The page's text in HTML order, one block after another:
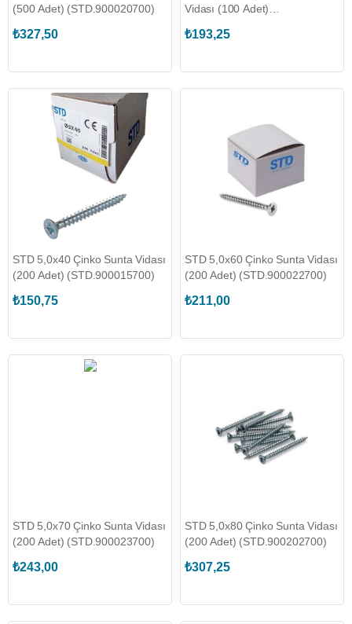
(500 Adet) (STD.900020700)
₺327,50
Vidası (100 Adet)
₺193,25
STD 5,0x40 Çinko Sunta Vidası
(200 Adet) (STD.900015700)
₺150,75
STD 5,0x60 Çinko Sunta Vidası
(200 Adet) (STD.900022700)
₺211,00
STD 5,0x70 Çinko Sunta Vidası
(200 Adet) (STD.900023700)
₺243,00
STD 5,0x80 Çinko Sunta Vidası
(200 Adet) (STD.900202700)
₺307,25